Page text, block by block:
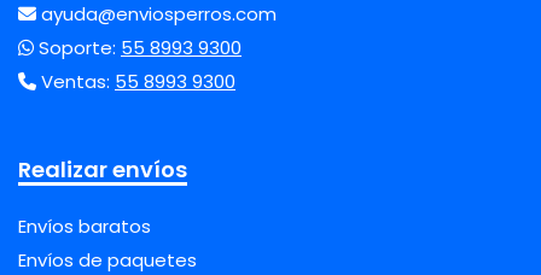
ayuda@enviosperros.com
Soporte: 55 8993 9300
Ventas: 55 8993 9300
Realizar envíos
Envíos baratos
Envíos de paquetes